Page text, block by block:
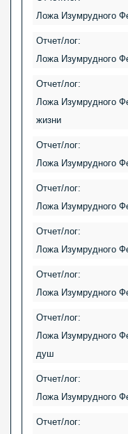
Ложа Изумрудного
Отчет/лог:
Ложа Изумрудного
Отчет/лог:
Ложа Изумрудного
жизни
Отчет/лог:
Ложа Изумрудного
Отчет/лог:
Ложа Изумрудного
Отчет/лог:
Ложа Изумрудного
Отчет/лог:
Ложа Изумрудного
Отчет/лог:
Ложа Изумрудного
душ
Отчет/лог:
Ложа Изумрудного
Отчет/лог: